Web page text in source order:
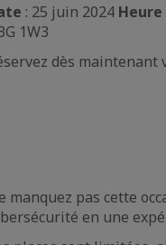
: 25 juin 2024 Heure
1W3
dès
manquez pas cette
en une